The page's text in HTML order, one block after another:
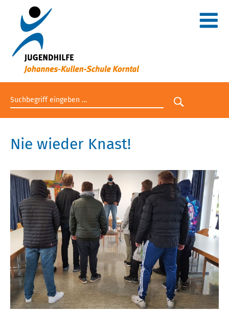
Suchbegriff eingeben
Suche
Nie wieder Knast!